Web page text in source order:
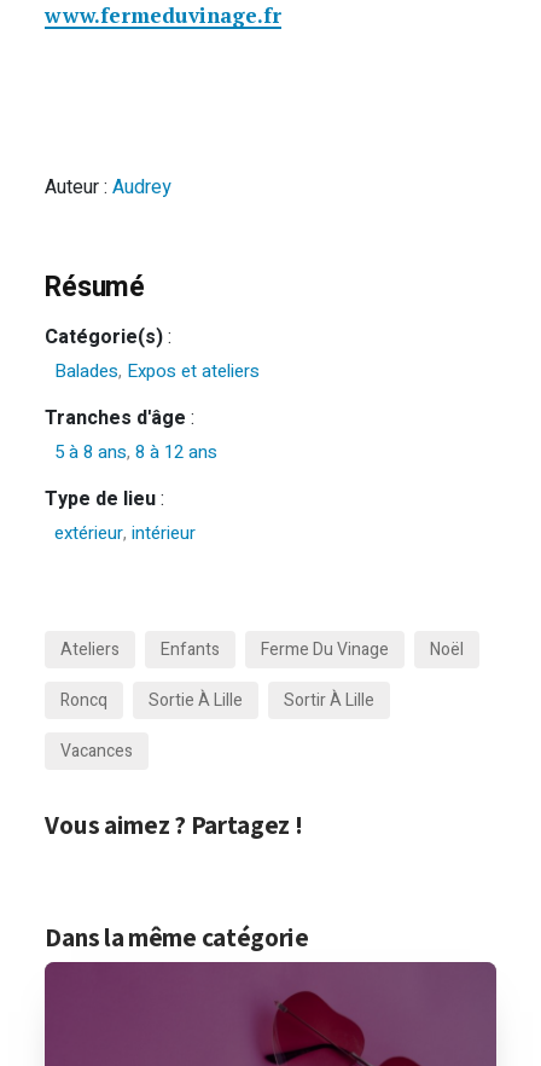
www.fermeduvinage.fr
Auteur :Audrey
Résumé
Catégorie(s):
Balades, Expos et ateliers
Tranches d'âge :
5 à 8 ans,8 à 12 ans
Type de lieu:
extérieur,intérieur
Ateliers Enfants Ferme Du Vinage
Noël
Roncq
Sortie À Lille
Sortir À Lille
Vacances
Vous aimez ? Partagez !
Dans la même catégorie